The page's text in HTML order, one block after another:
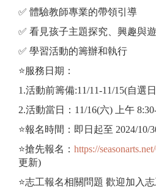
✅ 體驗教師專業的帶領引導
✅ 看見孩子主題探究、興趣與
✅ 學習活動的籌辦和執行
⭐服務日期：
1.活動前籌備:11/11-11/15(自選日
2.活動當日：11/16(六) 上午
⭐報名時間：即日起至 2024/10/
⭐搶先報名： https://
更新)
⭐志工報名相關問題 歡迎加入